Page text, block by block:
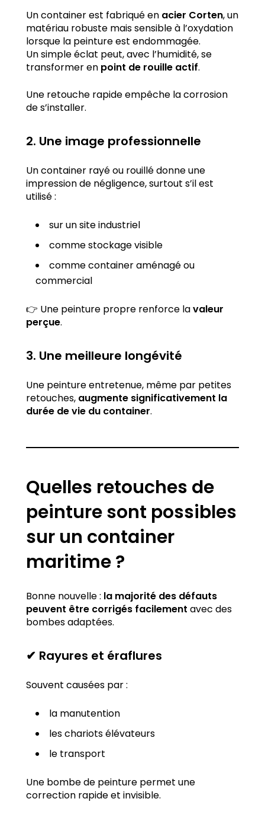
Un container est fabriqué enacier Corten, un
matériau robuste mais sensible à l’oxydation
lorsque la peinture est endommagée.
Un simple éclat peut, avec l’humidité, se
transformer enpoint de rouille actif.
Une retouche rapide empêche la corrosion
de s’installer.
2. Une image professionnelle
Un container rayé ou rouillé donne une
impression de négligence, surtout s’il est
utilisé :
sur un site industriel
comme stockage visible
comme container aménagé ou
commercial
👉 Une peinture propre renforce lavaleur
perçue.
3. Une meilleure longévité
Une peinture entretenue, même par petites
retouches,augmente significativement la
durée de vie du container.
Quelles retouches de
peinture sont possibles
sur un container
maritime ?
Bonne nouvelle : la majorité des défauts
peuvent être corrigés facilementavec des
bombes adaptées.
✔ Rayures et éraflures
Souvent causées par :
la manutention
les chariots élévateurs
le transport
Une bombe de peinture permet une
correction rapide et invisible.